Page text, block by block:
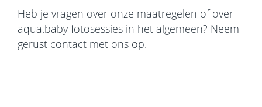
Heb je vragen over onze maatregelen of over
aqua.baby fotosessies in het algemeen? Neem
gerust contact met ons op.